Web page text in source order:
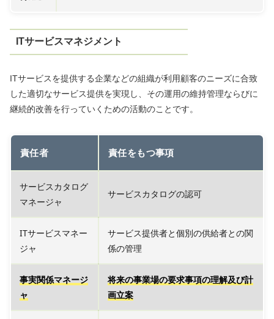
ITサービスマネジメント
ITサービスを提供する企業などの組織が利用顧客のニーズに合致
した適切なサービス提供を実現し、その運用の維持管理ならびに
継続的改善を行っていくための活動のことです。
責任者 責任をもつ事項
サービスカタログ
マネージャ
サービスカタログの認可
ITサービスマネー
ジャ
サービス提供者と個別の供給者との関
係の管理
事実関係マネージ
ャ
将来の事業場の要求事項の理解及び計
画立案